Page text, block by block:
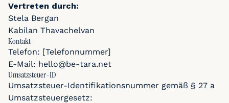
Vertreten durch:
Stela Bergan
Kabilan Thavachelvan
Kontakt
Telefon: [Telefonnummer]
E-Mail: hello@be-tara.net
Umsatzsteuer-ID
Umsatzsteuer-Identifikationsnummer gemäß § 27 a
Umsatzsteuergesetz: